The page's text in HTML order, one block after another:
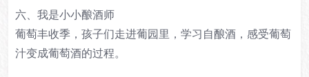
六、我是小小酿酒师
葡萄丰收季，孩子们走进葡园里，学习自酿酒，感受葡萄
汁变成葡萄酒的过程。